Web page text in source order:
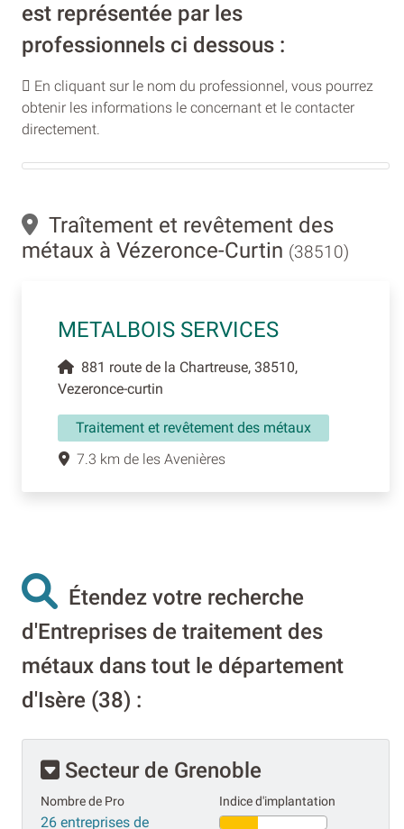
est représentée par les
professionnels ci dessous :
En cliquant sur le nom du professionnel, vous pourrez
obtenir les informations le concernant et le contacter
directement.
Traîtement et revêtement des
métaux à Vézeronce-Curtin (38510)
METALBOIS SERVICES
881 route de la Chartreuse, 38510,
Vezeronce-curtin
Traitement et revêtement des métaux
7.3 km de les Avenières
Étendez votre recherche
d'Entreprises de traitement des
métaux dans tout le département
d'Isère (38) :
Secteur de Grenoble
Nombre de Pro
26 entreprises de
Indice d'implantation